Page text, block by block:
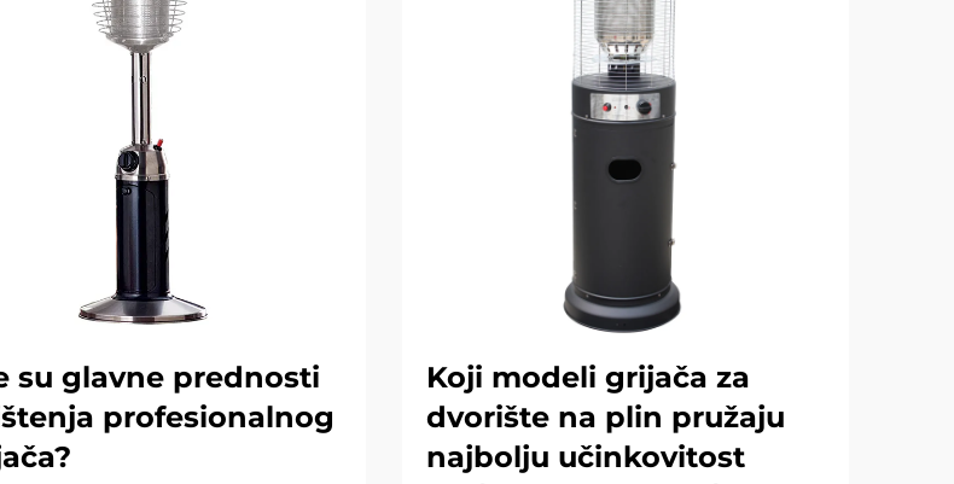
su glavne prednosti
profesionalnog
Koji modeli grijača za
dvorište na plin pružaju
najbolju učinkovitost